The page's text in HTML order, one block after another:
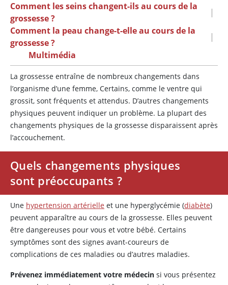
Comment les seins changent-ils au cours de la
grossesse ?
|
Comment la peau change-t-elle au cours de la
grossesse ?
|
Multimédia
La grossesse entraîne de nombreux changements dans
l’organisme d’une femme, Certains, comme le ventre qui
grossit, sont fréquents et attendus. D’autres changements
physiques peuvent indiquer un problème. La plupart des
changements physiques de la grossesse disparaissent après
l’accouchement.
Quels changements physiques
sont préoccupants ?
Une hypertension artérielle et une hyperglycémie (diabète)
peuvent apparaître au cours de la grossesse. Elles peuvent
être dangereuses pour vous et votre bébé. Certains
symptômes sont des signes avant-coureurs de
complications de ces maladies ou d’autres maladies.
Prévenez immédiatement votre médecin si vous présentez